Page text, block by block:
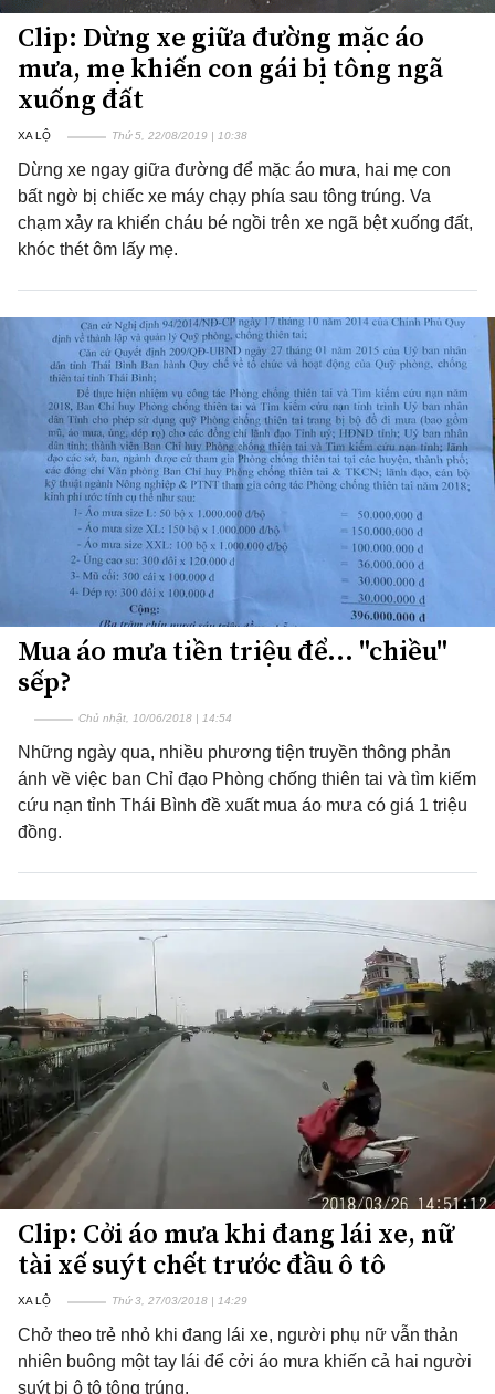
Clip: Dừng xe giữa đường mặc áo
mưa, mẹ khiến con gái bị tông ngã
xuống đất
XA LỘ Thứ 5, 22/08/2019 | 10:38
Dừng xe ngay giữa đường để mặc áo mưa, hai mẹ con
bất ngờ bị chiếc xe máy chạy phía sau tông trúng. Va
chạm xảy ra khiến cháu bé ngồi trên xe ngã bệt xuống đất,
khóc thét ôm lấy mẹ.
Mua áo mưa tiền triệu để... "chiều"
sếp?
Chủ nhật, 10/06/2018 | 14:54
Những ngày qua, nhiều phương tiện truyền thông phản
ánh về việc ban Chỉ đạo Phòng chống thiên tai và tìm kiếm
cứu nạn tỉnh Thái Bình đề xuất mua áo mưa có giá 1 triệu
đồng.
Clip: Cởi áo mưa khi đang lái xe, nữ
tài xế suýt chết trước đầu ô tô
XA LỘ Thứ 3, 27/03/2018 | 14:29
Chở theo trẻ nhỏ khi đang lái xe, người phụ nữ vẫn thản
nhiên buông một tay lái để cởi áo mưa khiến cả hai người
suýt bị ô tô tông trúng.